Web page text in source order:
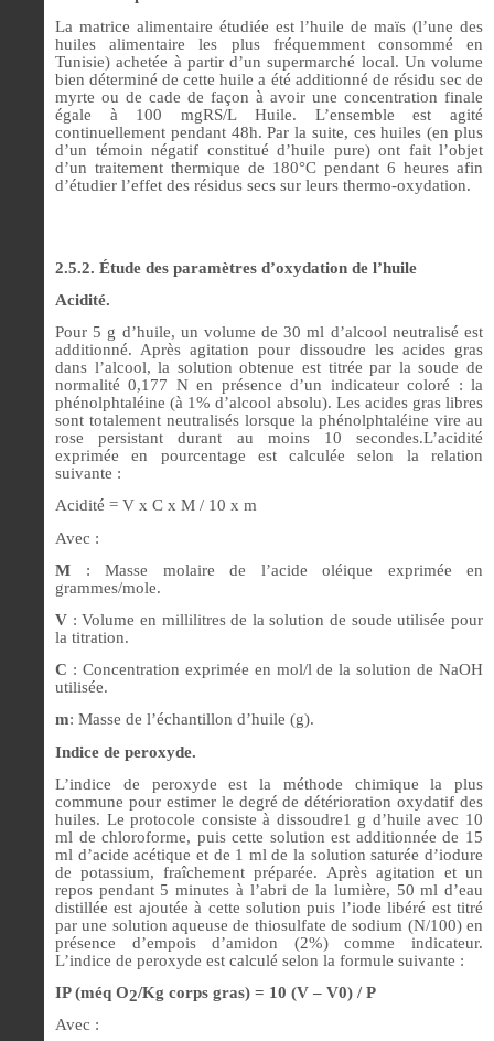
La matrice alimentaire étudiée est l’huile de maïs (l’une des
huiles alimentaire les plus fréquemment consommé en
Tunisie) achetée à partir d’un supermarché local. Un volume
bien déterminé de cette huile a été additionné de résidu sec de
myrte ou de cade de façon à avoir une concentration finale
égale à 100 mgRS/L Huile. L’ensemble est agité
continuellement pendant 48h. Par la suite, ces huiles (en plus
d’un témoin négatif constitué d’huile pure) ont fait l’objet
d’un traitement thermique de 180°C pendant 6 heures afin
d’étudier l’effet des résidus secs sur leurs thermo-oxydation.
2.5.2. Étude des paramètres d’oxydation de l’huile
Acidité.
Pour 5 g d’huile, un volume de 30 ml d’alcool neutralisé est
additionné. Après agitation pour dissoudre les acides gras
dans l’alcool, la solution obtenue est titrée par la soude de
normalité 0,177 N en présence d’un indicateur coloré : la
phénolphtaléine (à 1% d’alcool absolu). Les acides gras libres
sont totalement neutralisés lorsque la phénolphtaléine vire au
rose persistant durant au moins 10 secondes.L’acidité
exprimée en pourcentage est calculée selon la relation
suivante :
Acidité = V x C x M / 10 x m
Avec :
M : Masse molaire de l’acide oléique exprimée en
grammes/mole.
V : Volume en millilitres de la solution de soude utilisée pour
la titration.
C : Concentration exprimée en mol/l de la solution de NaOH
utilisée.
m: Masse de l’échantillon d’huile (g).
Indice de peroxyde.
L’indice de peroxyde est la méthode chimique la plus
commune pour estimer le degré de détérioration oxydatif des
huiles. Le protocole consiste à dissoudre1 g d’huile avec 10
ml de chloroforme, puis cette solution est additionnée de 15
ml d’acide acétique et de 1 ml de la solution saturée d’iodure
de potassium, fraîchement préparée. Après agitation et un
repos pendant 5 minutes à l’abri de la lumière, 50 ml d’eau
distillée est ajoutée à cette solution puis l’iode libéré est titré
par une solution aqueuse de thiosulfate de sodium (N/100) en
présence d’empois d’amidon (2%) comme indicateur.
L’indice de peroxyde est calculé selon la formule suivante :
IP (méq O2/Kg corps gras) = 10 (V – V0) / P
Avec :